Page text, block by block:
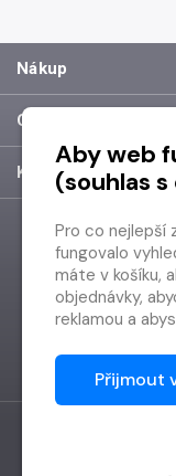
Nákup
O společnosti
Kontakt
Aby web
(souhlas
Pro co nejlepší
fungovalo
máte v košíku,
objednávky,
reklamou a
Proto od vás
zpracováním
Děkujeme, že
Přijmout